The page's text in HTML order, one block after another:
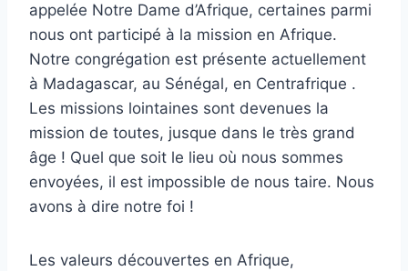
appelée Notre Dame d’Afrique, certaines parmi
nous ont participé à la mission en Afrique.
Notre congrégation est présente actuellement
à Madagascar, au Sénégal, en Centrafrique .
Les missions lointaines sont devenues la
mission de toutes, jusque dans le très grand
âge ! Quel que soit le lieu où nous sommes
envoyées, il est impossible de nous taire. Nous
avons à dire notre foi !
Les valeurs découvertes en Afrique,